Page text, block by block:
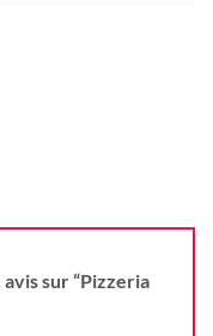
sur “Pizzeria